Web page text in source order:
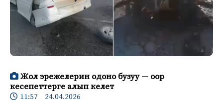
Жол эрежелерин одоно бузуу — оор
кесепеттерге алып келет
11:57 24.04.2026